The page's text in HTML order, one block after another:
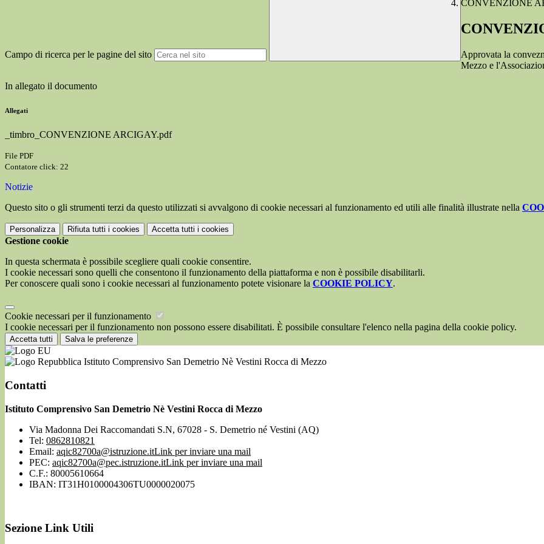
Campo di ricerca per le pagine del sito
CONVENZIONE
Approvata la
Mezzo e
In allegato il documento
Allegati
_timbro_CONVENZIONE ARCIGAY.pdf
File PDF
Contatore click: 22
Notizie
Questo sito o gli strumenti terzi da questo utilizzati si avvalgono di cookie necessari al funzionamento ed utili alle finalità illustrate nella
Personalizza Rifiuta tutti i cookies Accetta tutti i cookies
Gestione cookie
In questa schermata è possibile scegliere quali cookie consentire.
I cookie necessari sono quelli che consentono il funzionamento della piattaforma e non è possibile disabilitarli.
Per conoscere quali sono i cookie necessari al funzionamento potete visionare la COOKIE POLICY.
Cookie necessari per il funzionamento
I cookie necessari per il funzionamento non possono essere disabilitati. È possibile consultare l'elenco nella pagina della cookie policy.
Accetta tutti Salva le preferenze
Istituto Comprensivo San Demetrio Nè Vestini Rocca di Mezzo
Contatti
Istituto Comprensivo San Demetrio Nè Vestini Rocca di Mezzo
Via Madonna Dei Raccomandati S.N, 67028 - S. Demetrio né Vestini (AQ)
Tel: 0862810821
Email: aqic82700a@istruzione.itLink per inviare una mail
PEC: aqic82700a@pec.istruzione.itLink per inviare una mail
C.F.: 80005610664
IBAN: IT31H0100004306TU0000020075
Sezione Link Utili